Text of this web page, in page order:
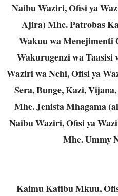
Naibu Waziri, Ofisi ya
Ajira) Mhe. Patrobas
Wakuu wa Menejimenti
Wakurugenzi wa Taasisi
Waziri wa Nchi, Ofisi ya
Sera, Bunge, Kazi,
Mhe. Jenista Mhagama
Naibu Waziri, Ofisi ya
Mhe. Ummy
Kaimu Katibu Mkuu,